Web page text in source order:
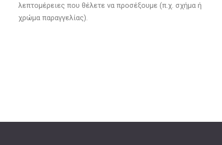
λεπτομέρειες που θέλετε να προσέξουμε (π.χ. σχήμα ή
χρώμα παραγγελίας).